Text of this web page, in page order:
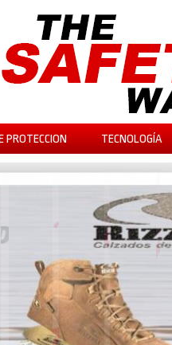
PROTECCION TECNOLOGÍA